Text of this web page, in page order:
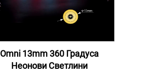
Omni 13mm 360 Градуса
Неонови Светлини